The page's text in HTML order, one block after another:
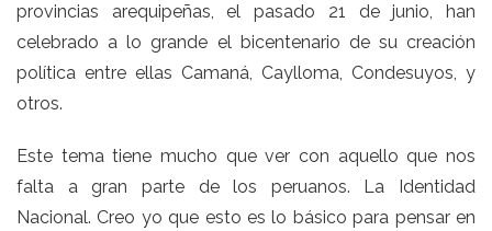
provincias arequipeñas, el pasado 21 de junio, han
celebrado a lo grande el bicentenario de su creación
política entre ellas Camaná, Caylloma, Condesuyos, y
otros.
Este tema tiene mucho que ver con aquello que nos
falta a gran parte de los peruanos. La Identidad
Nacional. Creo yo que esto es lo básico para pensar en